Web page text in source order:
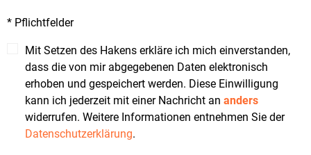
* Pflichtfelder
Mit Setzen des Hakens erkläre ich mich einverstanden,
dass die von mir abgegebenen Daten elektronisch
erhoben und gespeichert werden. Diese Einwilligung
kann ich jederzeit mit einer Nachricht an anders
widerrufen. Weitere Informationen entnehmen Sie der
Datenschutzerklärung.